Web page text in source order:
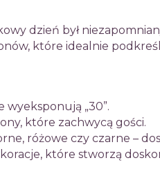
dzień był
które idealnie
wyeksponują „30”.
które zachwycą gości.
różowe czy czarne –
które stworzą